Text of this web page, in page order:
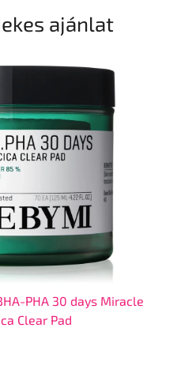
ajánlat
PHA 30 days Miracle
Clear Pad